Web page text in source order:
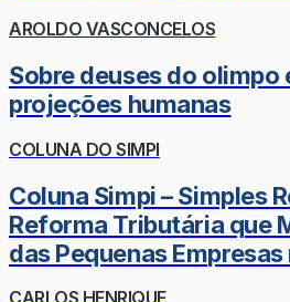
AROLDO VASCONCELOS
Sobre deuses do olimpo
projeções humanas
COLUNA DO SIMPI
Coluna Simpi – Simples
Reforma Tributária que
das Pequenas
CARLOS HENRIQUE